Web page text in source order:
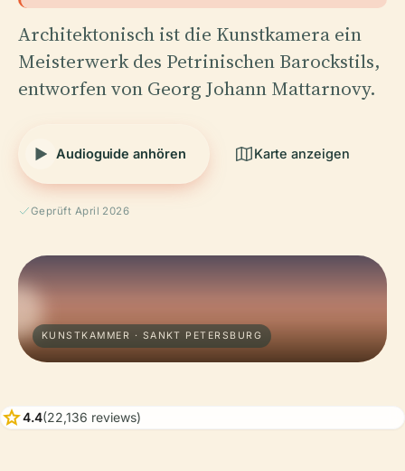
Architektonisch ist die Kunstkamera ein
Meisterwerk des Petrinischen Barockstils,
entworfen von Georg Johann Mattarnovy.
Audioguide anhören Karte anzeigen
Geprüft April 2026
KUNSTKAMMER · SANKT PETERSBURG
star4.4(22,136 reviews)